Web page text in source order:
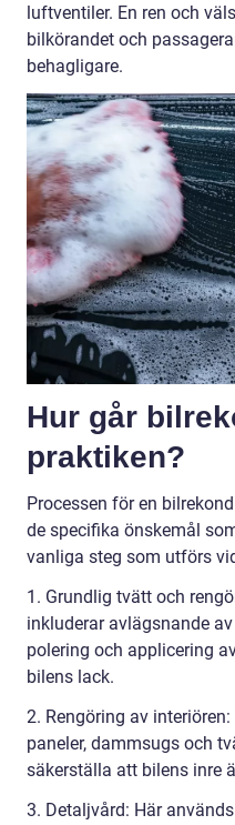
luftventiler. En ren och
bilkörandet och
behagligare.
Hur går
praktiken?
Processen för en
de specifika önskemål
vanliga steg som utförs
1. Grundlig tvätt och
inkluderar avlägsnande
polering och applicering
bilens lack.
2. Rengöring av
paneler, dammsugs och
säkerställa att bilens inre
3. Detaljvård: Här